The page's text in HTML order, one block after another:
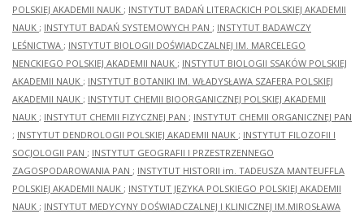
POLSKIEJ AKADEMII NAUK ; INSTYTUT BADAŃ LITERACKICH POLSKIEJ AKADEMII
NAUK ; INSTYTUT BADAŃ SYSTEMOWYCH PAN ; INSTYTUT BADAWCZY
LEŚNICTWA ; INSTYTUT BIOLOGII DOŚWIADCZALNEJ IM. MARCELEGO
NENCKIEGO POLSKIEJ AKADEMII NAUK ; INSTYTUT BIOLOGII SSAKÓW POLSKIEJ
AKADEMII NAUK ; INSTYTUT BOTANIKI IM. WŁADYSŁAWA SZAFERA POLSKIEJ
AKADEMII NAUK ; INSTYTUT CHEMII BIOORGANICZNEJ POLSKIEJ AKADEMII
NAUK ; INSTYTUT CHEMII FIZYCZNEJ PAN ; INSTYTUT CHEMII ORGANICZNEJ PAN
; INSTYTUT DENDROLOGII POLSKIEJ AKADEMII NAUK ; INSTYTUT FILOZOFII I
SOCJOLOGII PAN ; INSTYTUT GEOGRAFII I PRZESTRZENNEGO
ZAGOSPODAROWANIA PAN ; INSTYTUT HISTORII im. TADEUSZA MANTEUFFLA
POLSKIEJ AKADEMII NAUK ; INSTYTUT JĘZYKA POLSKIEGO POLSKIEJ AKADEMII
NAUK ; INSTYTUT MEDYCYNY DOŚWIADCZALNEJ I KLINICZNEJ IM.MIROSŁAWA